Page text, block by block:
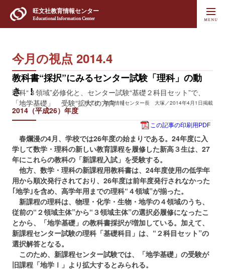
旺文社教育情報センター
Educational Information Center
今月の視点 2014.4
教科書“採択”にみるセンター試験「理科」の動
き !
理科“３領域”必修化と、センター試験“基礎２科目セット”で、
「地学基礎」 受験“拡大”の方向 !旺文社 教育情報センター長 大塚／2014年4月1日掲載
2014（平成26）年度
この記事の印刷用PDF
春爛漫の4月、学校では26年度の始まりである。24年度に入
学して数学・理科の新しい教育課程を履修した新高３生は、27
年にこれらの教科の「新課程入試」を受験する。
他方、数学・理科の新課程用教科書は、24年度使用の低学年
用から順次発行されており、26年度は前年度発行されなかった
｢地学｣を含め、高学年用までの理科“４領域”が揃った。
新課程の理科は、物理・化学・生物・地学の４領域のうち、
従前の“２領域主体”から“３領域主体”の選択必履修になったこ
とから、「地学基礎」の教科書採択が増加している。加えて、
新課程センター試験の理科「基礎科目」は、“２科目セット”の
選択解答となる。
このため、新課程センター試験では、「地学基礎」の受験が
旧課程「地学Ⅰ」より拡大するとみられる。